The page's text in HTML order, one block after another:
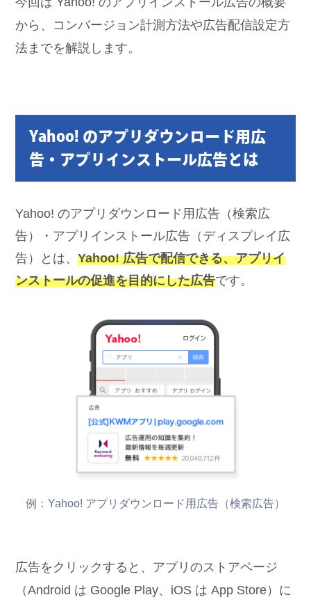
から、コンバージョン計測方法や広告配信設定方
法までを解説します。
Yahoo! のアプリダウンロード用広
告・アプリインストール広告とは
Yahoo! のアプリダウンロード用広告（検索広
告）・アプリインストール広告（ディスプレイ広
告）とは、Yahoo! 広告で配信できる、アプリイ
ンストールの促進を目的にした広告です。
例：Yahoo! アプリダウンロード用広告（検索広告）
広告をクリックすると、アプリのストアページ
（Android は Google Play、iOS は App Store）に